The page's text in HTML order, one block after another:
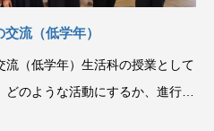
流（低学年）
流（低学年）生活科の授業として
のような活動にするか、進行は